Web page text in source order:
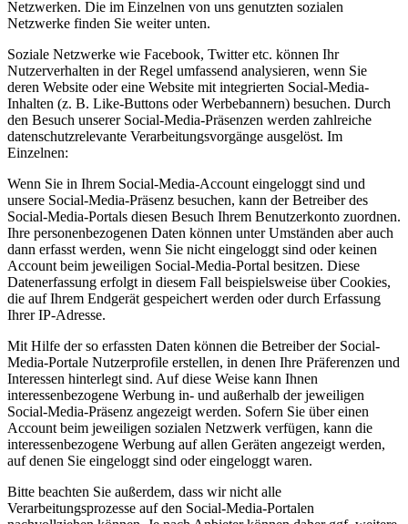
Netzwerken. Die im Einzelnen von uns genutzten sozialen
Netzwerke finden Sie weiter unten.
Soziale Netzwerke wie Facebook, Twitter etc. können Ihr
Nutzerverhalten in der Regel umfassend analysieren, wenn Sie
deren Website oder eine Website mit integrierten Social-Media-
Inhalten (z. B. Like-Buttons oder Werbebannern) besuchen. Durch
den Besuch unserer Social-Media-Präsenzen werden zahlreiche
datenschutzrelevante Verarbeitungsvorgänge ausgelöst. Im
Einzelnen:
Wenn Sie in Ihrem Social-Media-Account eingeloggt sind und
unsere Social-Media-Präsenz besuchen, kann der Betreiber des
Social-Media-Portals diesen Besuch Ihrem Benutzerkonto zuordnen.
Ihre personenbezogenen Daten können unter Umständen aber auch
dann erfasst werden, wenn Sie nicht eingeloggt sind oder keinen
Account beim jeweiligen Social-Media-Portal besitzen. Diese
Datenerfassung erfolgt in diesem Fall beispielsweise über Cookies,
die auf Ihrem Endgerät gespeichert werden oder durch Erfassung
Ihrer IP-Adresse.
Mit Hilfe der so erfassten Daten können die Betreiber der Social-
Media-Portale Nutzerprofile erstellen, in denen Ihre Präferenzen und
Interessen hinterlegt sind. Auf diese Weise kann Ihnen
interessenbezogene Werbung in- und außerhalb der jeweiligen
Social-Media-Präsenz angezeigt werden. Sofern Sie über einen
Account beim jeweiligen sozialen Netzwerk verfügen, kann die
interessenbezogene Werbung auf allen Geräten angezeigt werden,
auf denen Sie eingeloggt sind oder eingeloggt waren.
Bitte beachten Sie außerdem, dass wir nicht alle
Verarbeitungsprozesse auf den Social-Media-Portalen